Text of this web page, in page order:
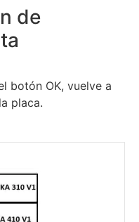
de
botón OK, vuelve a
placa.